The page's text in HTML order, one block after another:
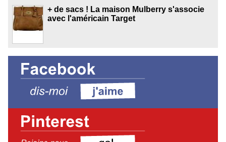
+ de sacs ! La maison Mulberry s'associe
avec l'américain Target